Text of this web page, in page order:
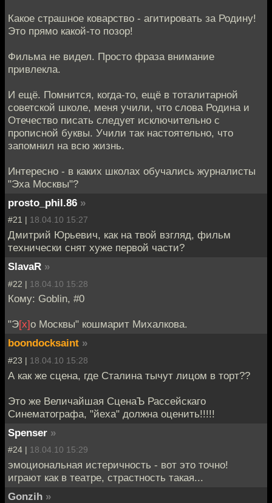
Какое страшное коварство - агитировать за Родину!
Это прямо какой-то позор!
Фильма не видел. Просто фраза внимание
привлекла.
И ещё. Помнится, когда-то, ещё в тоталитарной
советской школе, меня учили, что слова Родина и
Отечество писать следует исключительно с
прописной буквы. Учили так настоятельно, что
запомнил на всю жизнь.
Интересно - в каких школах обучались журналисты
"Эха Москвы"?
prosto_phil.86 »
#21 | 18.04.10 15:27
Дмитрий Юрьевич, как на твой взгляд, фильм
технически снят хуже первой части?
SlavaR »
#22 | 18.04.10 15:28
Кому: Goblin, #0
"Э[х]о Москвы" кошмарит Михалкова.
boondocksaint »
#23 | 18.04.10 15:28
А как же сцена, где Сталина тычут лицом в торт??
Это же Величайшая СценаЪ Рассейскаго
Синематографа, "йеха" должна оценить!!!!!
Spenser »
#24 | 18.04.10 15:29
эмоциональная истеричность - вот это точно!
играют как в театре, страстность такая...
Gonzih »